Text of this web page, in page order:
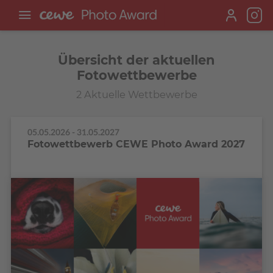
Übersicht der aktuellen
Fotowettbewerbe
2 Aktuelle Wettbewerbe
05.05.2026 - 31.05.2027
Fotowettbewerb CEWE Photo Award 2027